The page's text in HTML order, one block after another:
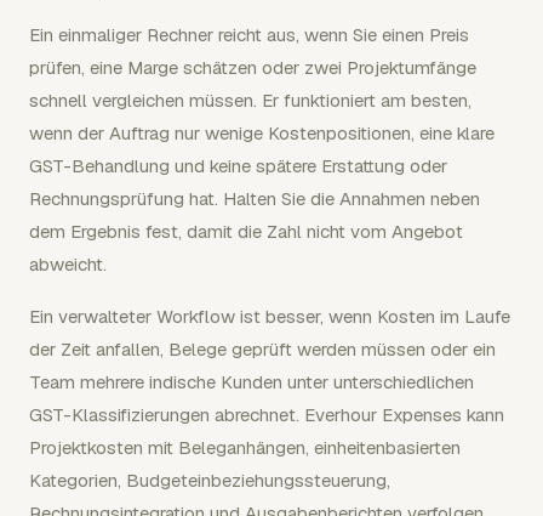
Ein einmaliger Rechner reicht aus, wenn Sie einen Preis
prüfen, eine Marge schätzen oder zwei Projektumfänge
schnell vergleichen müssen. Er funktioniert am besten,
wenn der Auftrag nur wenige Kostenpositionen, eine klare
GST-Behandlung und keine spätere Erstattung oder
Rechnungsprüfung hat. Halten Sie die Annahmen neben
dem Ergebnis fest, damit die Zahl nicht vom Angebot
abweicht.
Ein verwalteter Workflow ist besser, wenn Kosten im Laufe
der Zeit anfallen, Belege geprüft werden müssen oder ein
Team mehrere indische Kunden unter unterschiedlichen
GST-Klassifizierungen abrechnet. Everhour Expenses kann
Projektkosten mit Beleganhängen, einheitenbasierten
Kategorien, Budgeteinbeziehungssteuerung,